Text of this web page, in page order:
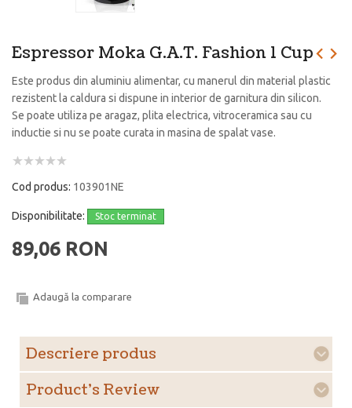
Espressor Moka G.A.T. Fashion 1 Cup
Este produs din aluminiu alimentar, cu manerul din material plastic
rezistent la caldura si dispune in interior de garnitura din silicon.
Se poate utiliza pe aragaz, plita electrica, vitroceramica sau cu
inductie si nu se poate curata in masina de spalat vase.
Cod produs: 103901NE
Disponibilitate: Stoc terminat
89,06 RON
Adaugă la comparare
Descriere produs
Product's Review